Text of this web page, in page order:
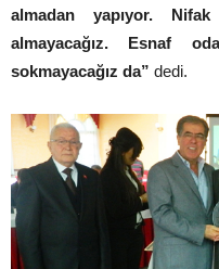
almadan yapıyor. Nifak
almayacağız. Esnaf
sokmayacağız da” dedi.